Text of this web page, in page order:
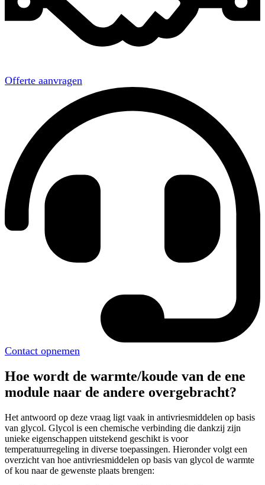
Offerte aanvragen
Contact opnemen
Hoe wordt de warmte/koude van de ene
module naar de andere overgebracht?
Het antwoord op deze vraag ligt vaak in antivriesmiddelen op basis
van glycol. Glycol is een chemische verbinding die dankzij zijn
unieke eigenschappen uitstekend geschikt is voor
temperatuurregeling in diverse toepassingen. Hieronder volgt een
overzicht van hoe antivriesmiddelen op basis van glycol de warmte
of kou naar de gewenste plaats brengen: